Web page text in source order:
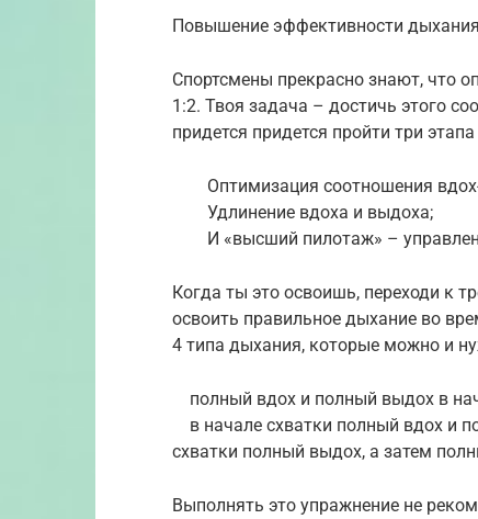
Повышение эффективности дыхания
Спортсмены прекрасно знают, что
1:2. Твоя задача – достичь этого
придется придется пройти три
Оптимизация соотношения
Удлинение вдоха и выдоха;
И «высший пилотаж» –
Когда ты это освоишь, переходи к
освоить правильное дыхание во
4 типа дыхания, которые можно и
полный вдох и полный выдох в
в начале схватки полный вдох и
схватки полный выдох, а затем
Выполнять это упражнение не